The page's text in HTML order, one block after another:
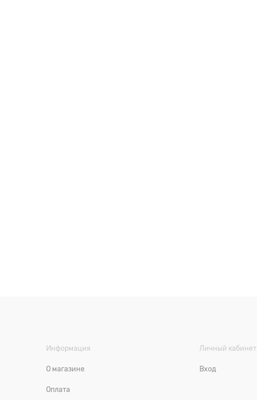
Информация
О магазине
Оплата
Личный кабинет
Вход